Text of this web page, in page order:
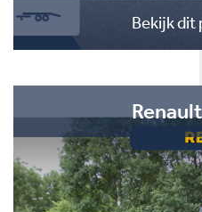
Bekijk